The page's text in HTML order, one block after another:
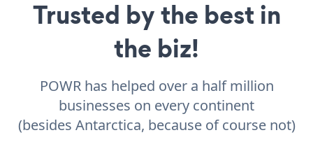
Trusted by the best in
the biz!
POWR has helped over a half million
businesses on every continent
(besides Antarctica, because of course not)